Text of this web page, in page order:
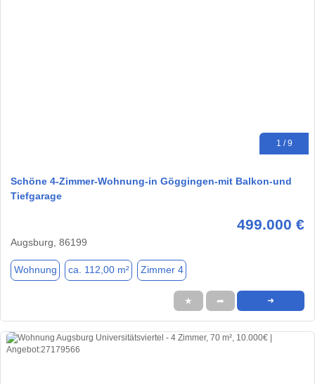
1 / 9
Schöne 4-Zimmer-Wohnung-in Göggingen-mit Balkon-und
Tiefgarage
499.000 €
Augsburg, 86199
Wohnung ca. 112,00 m² Zimmer 4
★ ➦ ➜